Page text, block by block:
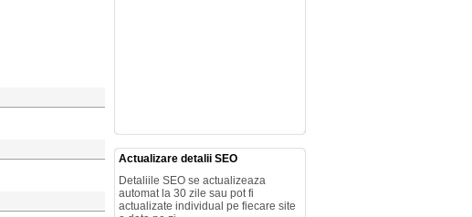
Actualizare detalii SEO
Detaliile SEO se actualizeaza
automat la 30 zile sau pot fi
actualizate individual pe fiecare site